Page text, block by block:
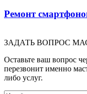
Ремонт
ЗАДАТЬ ВОПРОС
Оставьте ваш вопрос
перезвонит именно
либо услуг.